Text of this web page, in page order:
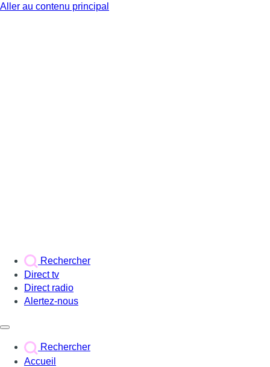
Aller au contenu principal
Rechercher
Direct tv
Direct radio
Alertez-nous
Rechercher
Accueil